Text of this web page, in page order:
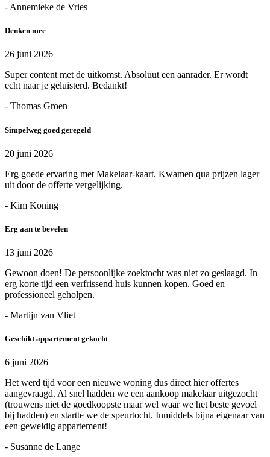
- Annemieke de Vries
Denken mee
26 juni 2026
Super content met de uitkomst. Absoluut een aanrader. Er wordt
echt naar je geluisterd. Bedankt!
- Thomas Groen
Simpelweg goed geregeld
20 juni 2026
Erg goede ervaring met Makelaar-kaart. Kwamen qua prijzen lager
uit door de offerte vergelijking.
- Kim Koning
Erg aan te bevelen
13 juni 2026
Gewoon doen! De persoonlijke zoektocht was niet zo geslaagd. In
erg korte tijd een verfrissend huis kunnen kopen. Goed en
professioneel geholpen.
- Martijn van Vliet
Geschikt appartement gekocht
6 juni 2026
Het werd tijd voor een nieuwe woning dus direct hier offertes
aangevraagd. Al snel hadden we een aankoop makelaar uitgezocht
(trouwens niet de goedkoopste maar wel waar we het beste gevoel
bij hadden) en startte we de speurtocht. Inmiddels bijna eigenaar van
een geweldig appartement!
- Susanne de Lange